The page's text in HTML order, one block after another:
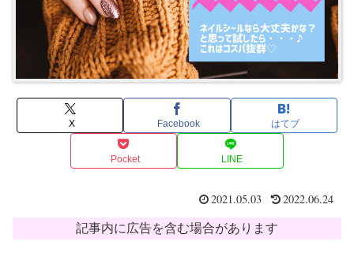
X Facebook はてブ
Pocket LINE
2021.05.03 2022.06.24
記事内に広告を含む場合があります